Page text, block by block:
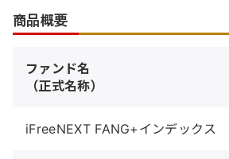
商品概要
ファンド名
（正式名称）
iFreeNEXT FANG+インデックス